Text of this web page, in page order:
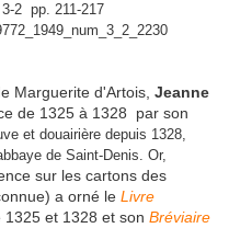
2 pp. 211-217
Marguerite d'Artois, Jeanne
de 1325 à 1328 par son
et douairière depuis 1328,
de Saint-Denis. Or,
sur les cartons des
a orné le Livre
1325 et 1328 et son Bréviaire